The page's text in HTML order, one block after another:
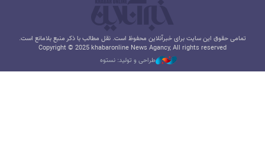
تمامی حقوق این سایت برای خبرآنلاین محفوظ است. نقل مطالب با ذکر منبع بلامانع است.
Copyright © 2025 khabaronline News Agancy, All rights reserved
طراحی و تولید: نستوه